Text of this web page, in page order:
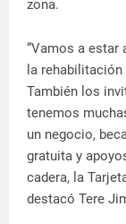
zona.
“Vamos a estar
la
También los
tenemos
un negocio,
gratuita y
cadera, la
destacó Tere